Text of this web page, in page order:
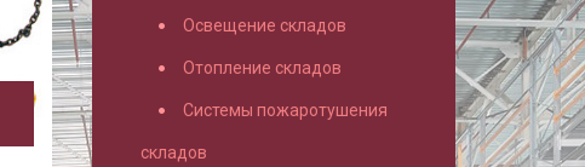
Освещение складов
Отопление складов
Системы пожаротушения
складов